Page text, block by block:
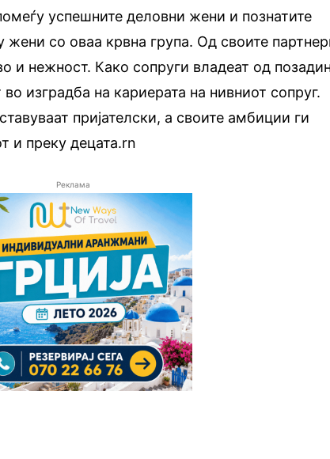
успешните деловни жени и познатите
со оваа крвна група. Од своите
и нежност. Како сопруги владеат од
изградба на кариерата на нивниот сопруг.
пријателски, а своите амбиции ги
и преку децата.rn
Реклама